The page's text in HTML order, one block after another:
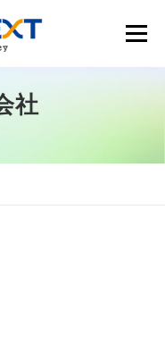
メニュ
事務所概要
ープ会社
社